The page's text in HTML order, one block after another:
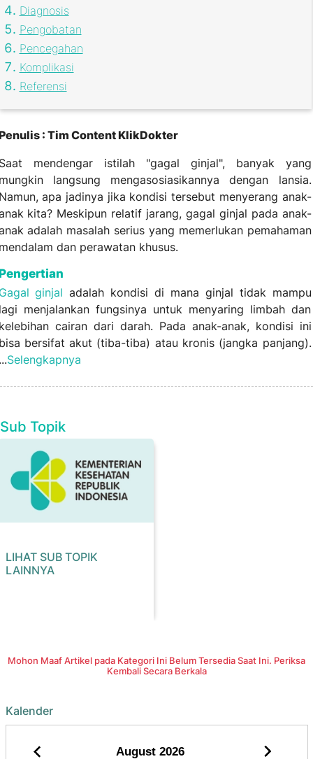
Diagnosis
Pengobatan
Pencegahan
Komplikasi
Referensi
: Tim Content KlikDokter
mendengar istilah "gagal ginjal", banyak yang
langsung mengasosiasikannya dengan lansia.
apa jadinya jika kondisi tersebut menyerang anak-
kita? Meskipun relatif jarang, gagal ginjal pada anak-
adalah masalah serius yang memerlukan pemahaman
dan perawatan khusus.
ginjal adalah kondisi di mana ginjal tidak mampu
menjalankan fungsinya untuk menyaring limbah dan
cairan dari darah. Pada anak-anak, kondisi ini
bersifat akut (tiba-tiba) atau kronis (jangka panjang).
Selengkapnya
Sub Topik
LIHAT SUB TOPIK
LAINNYA
Mohon Maaf Artikel pada Kategori Ini Belum Tersedia Saat Ini. Periksa
Kembali Secara Berkala
Kalender
August 2026